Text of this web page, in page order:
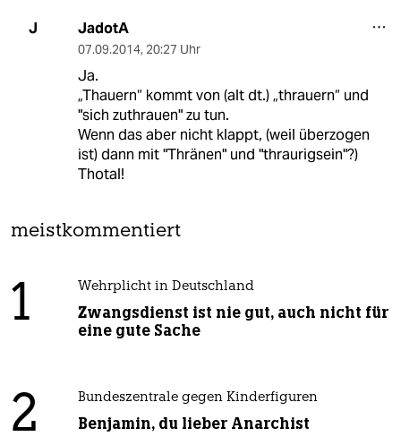
J JadotA
07.09.2014, 20:27 Uhr
Ja.
„Thauern“ kommt von (alt dt.) „thrauern“ und
"sich zuthrauen" zu tun.
Wenn das aber nicht klappt, (weil überzogen
ist) dann mit "Thränen" und "thraurigsein"?)
Thotal!
meistkommentiert
1 Wehrplicht in Deutschland
Zwangsdienst ist nie gut, auch nicht für
eine gute Sache
2 Bundeszentrale gegen Kinderfiguren
Benjamin, du lieber Anarchist